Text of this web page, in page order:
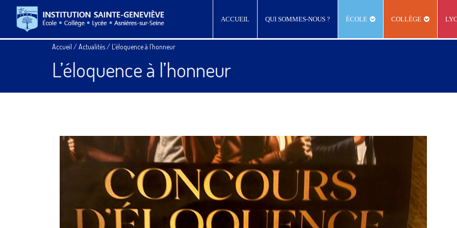
ACCUEIL QUI SOMMES-NOUS ? ÉCOLE COLLÈGE
Accueil /Actualités/ L’éloquence à l’honneur
L’éloquence à l’honneur